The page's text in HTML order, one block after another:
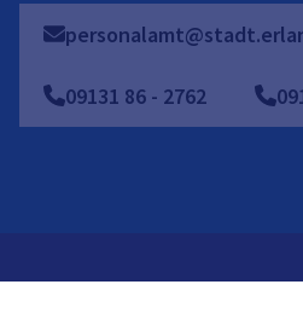
09131 86 - 2762